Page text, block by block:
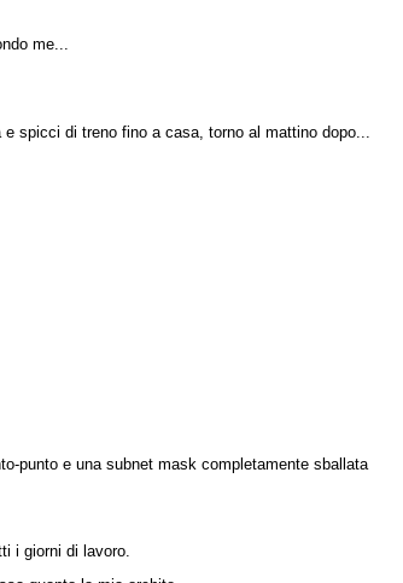
me...
spicci di treno fino a casa, torno al mattino dopo...
punto e una subnet mask completamente sballata
i giorni di lavoro.